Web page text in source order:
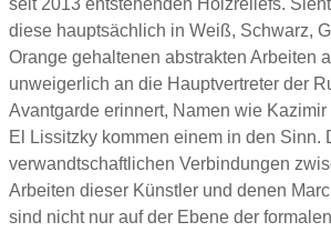
seit 2013 entstehenden Holzreliefs.
diese hauptsächlich in Weiß, Schwarz,
Orange gehaltenen abstrakten Arbeiten
unweigerlich an die Hauptvertreter der
Avantgarde erinnert, Namen wie Kazimir
El Lissitzky kommen einem in den Sinn.
verwandtschaftlichen Verbindungen
Arbeiten dieser Künstler und denen
sind nicht nur auf der Ebene der